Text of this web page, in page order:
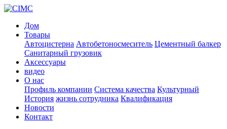
Дом
Товары
Автоцистерна Автобетоносмеситель Цементный балкер
Санитарный грузовик
Аксессуары
видео
О нас
Профиль компании Система качества Культурный
История жизнь сотрудника Квалификация
Новости
Контакт